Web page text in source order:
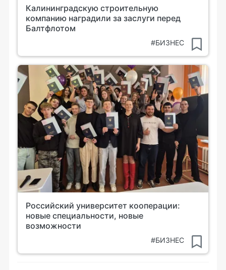
Калининградскую строительную
компанию наградили за заслуги перед
Балтфлотом
#БИЗНЕС
Российский университет кооперации:
новые специальности, новые
возможности
#БИЗНЕС